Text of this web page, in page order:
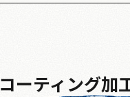
コーティング加